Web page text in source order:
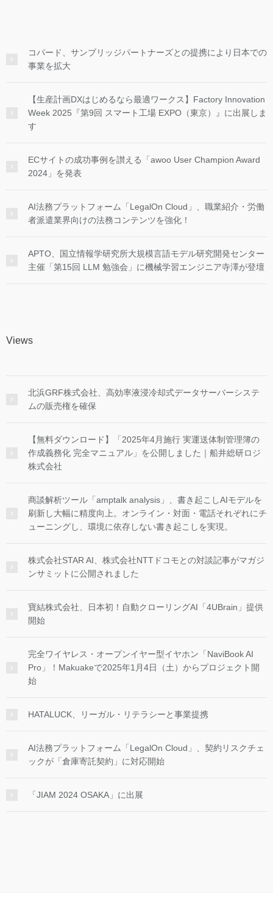
コパード、サンブリッジパートナーズとの提携により日本での
事業を拡大
【生産計画DXはじめるなら最適ワークス】Factory Innovation
Week 2025『第9回 スマート工場 EXPO（東京）』に出展しま
す
ECサイトの成功事例を讃える「awoo User Champion Award
2024」を発表
AI法務プラットフォーム「LegalOn Cloud」、職業紹介・労働
者派遣業界向けの法務コンテンツを強化！
APTO、国立情報学研究所大規模言語モデル研究開発センター
主催「第15回 LLM 勉強会」に機械学習エンジニア寺澤が登壇
Views
北浜GRF株式会社、高効率液浸冷却式データサーバーシステ
ムの販売権を確保
【無料ダウンロード】「2025年4月施行 実運送体制管理簿の
作成義務化 完全マニュアル」を公開しました｜船井総研ロジ
株式会社
商談解析ツール「amptalk analysis」、書き起こしAIモデルを
刷新し大幅に精度向上。オンライン・対面・電話それぞれにチ
ューニングし、環境に依存しない書き起こしを実現。
株式会社STAR AI、株式会社NTTドコモとの対談記事がマガジ
ンサミットに公開されました
寶結株式会社、日本初！自動クローリングAI「4UBrain」提供
開始
完全ワイヤレス・オープンイヤー型イヤホン「NaviBook AI
Pro」！Makuakeで2025年1月4日（土）からプロジェクト開
始
HATALUCK、リーガル・リテラシーと事業提携
AI法務プラットフォーム「LegalOn Cloud」、契約リスクチェ
ックが「倉庫寄託契約」に対応開始
「JIAM 2024 OSAKA」に出展